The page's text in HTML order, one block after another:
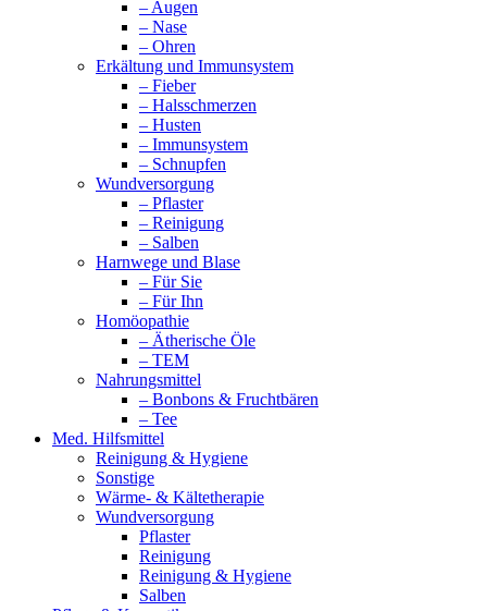
– Augen
– Nase
– Ohren
Erkältung und Immunsystem
– Fieber
– Halsschmerzen
– Husten
– Immunsystem
– Schnupfen
Wundversorgung
– Pflaster
– Reinigung
– Salben
Harnwege und Blase
– Für Sie
– Für Ihn
Homöopathie
– Ätherische Öle
– TEM
Nahrungsmittel
– Bonbons & Fruchtbären
– Tee
Med. Hilfsmittel
Reinigung & Hygiene
Sonstige
Wärme- & Kältetherapie
Wundversorgung
Pflaster
Reinigung
Reinigung & Hygiene
Salben